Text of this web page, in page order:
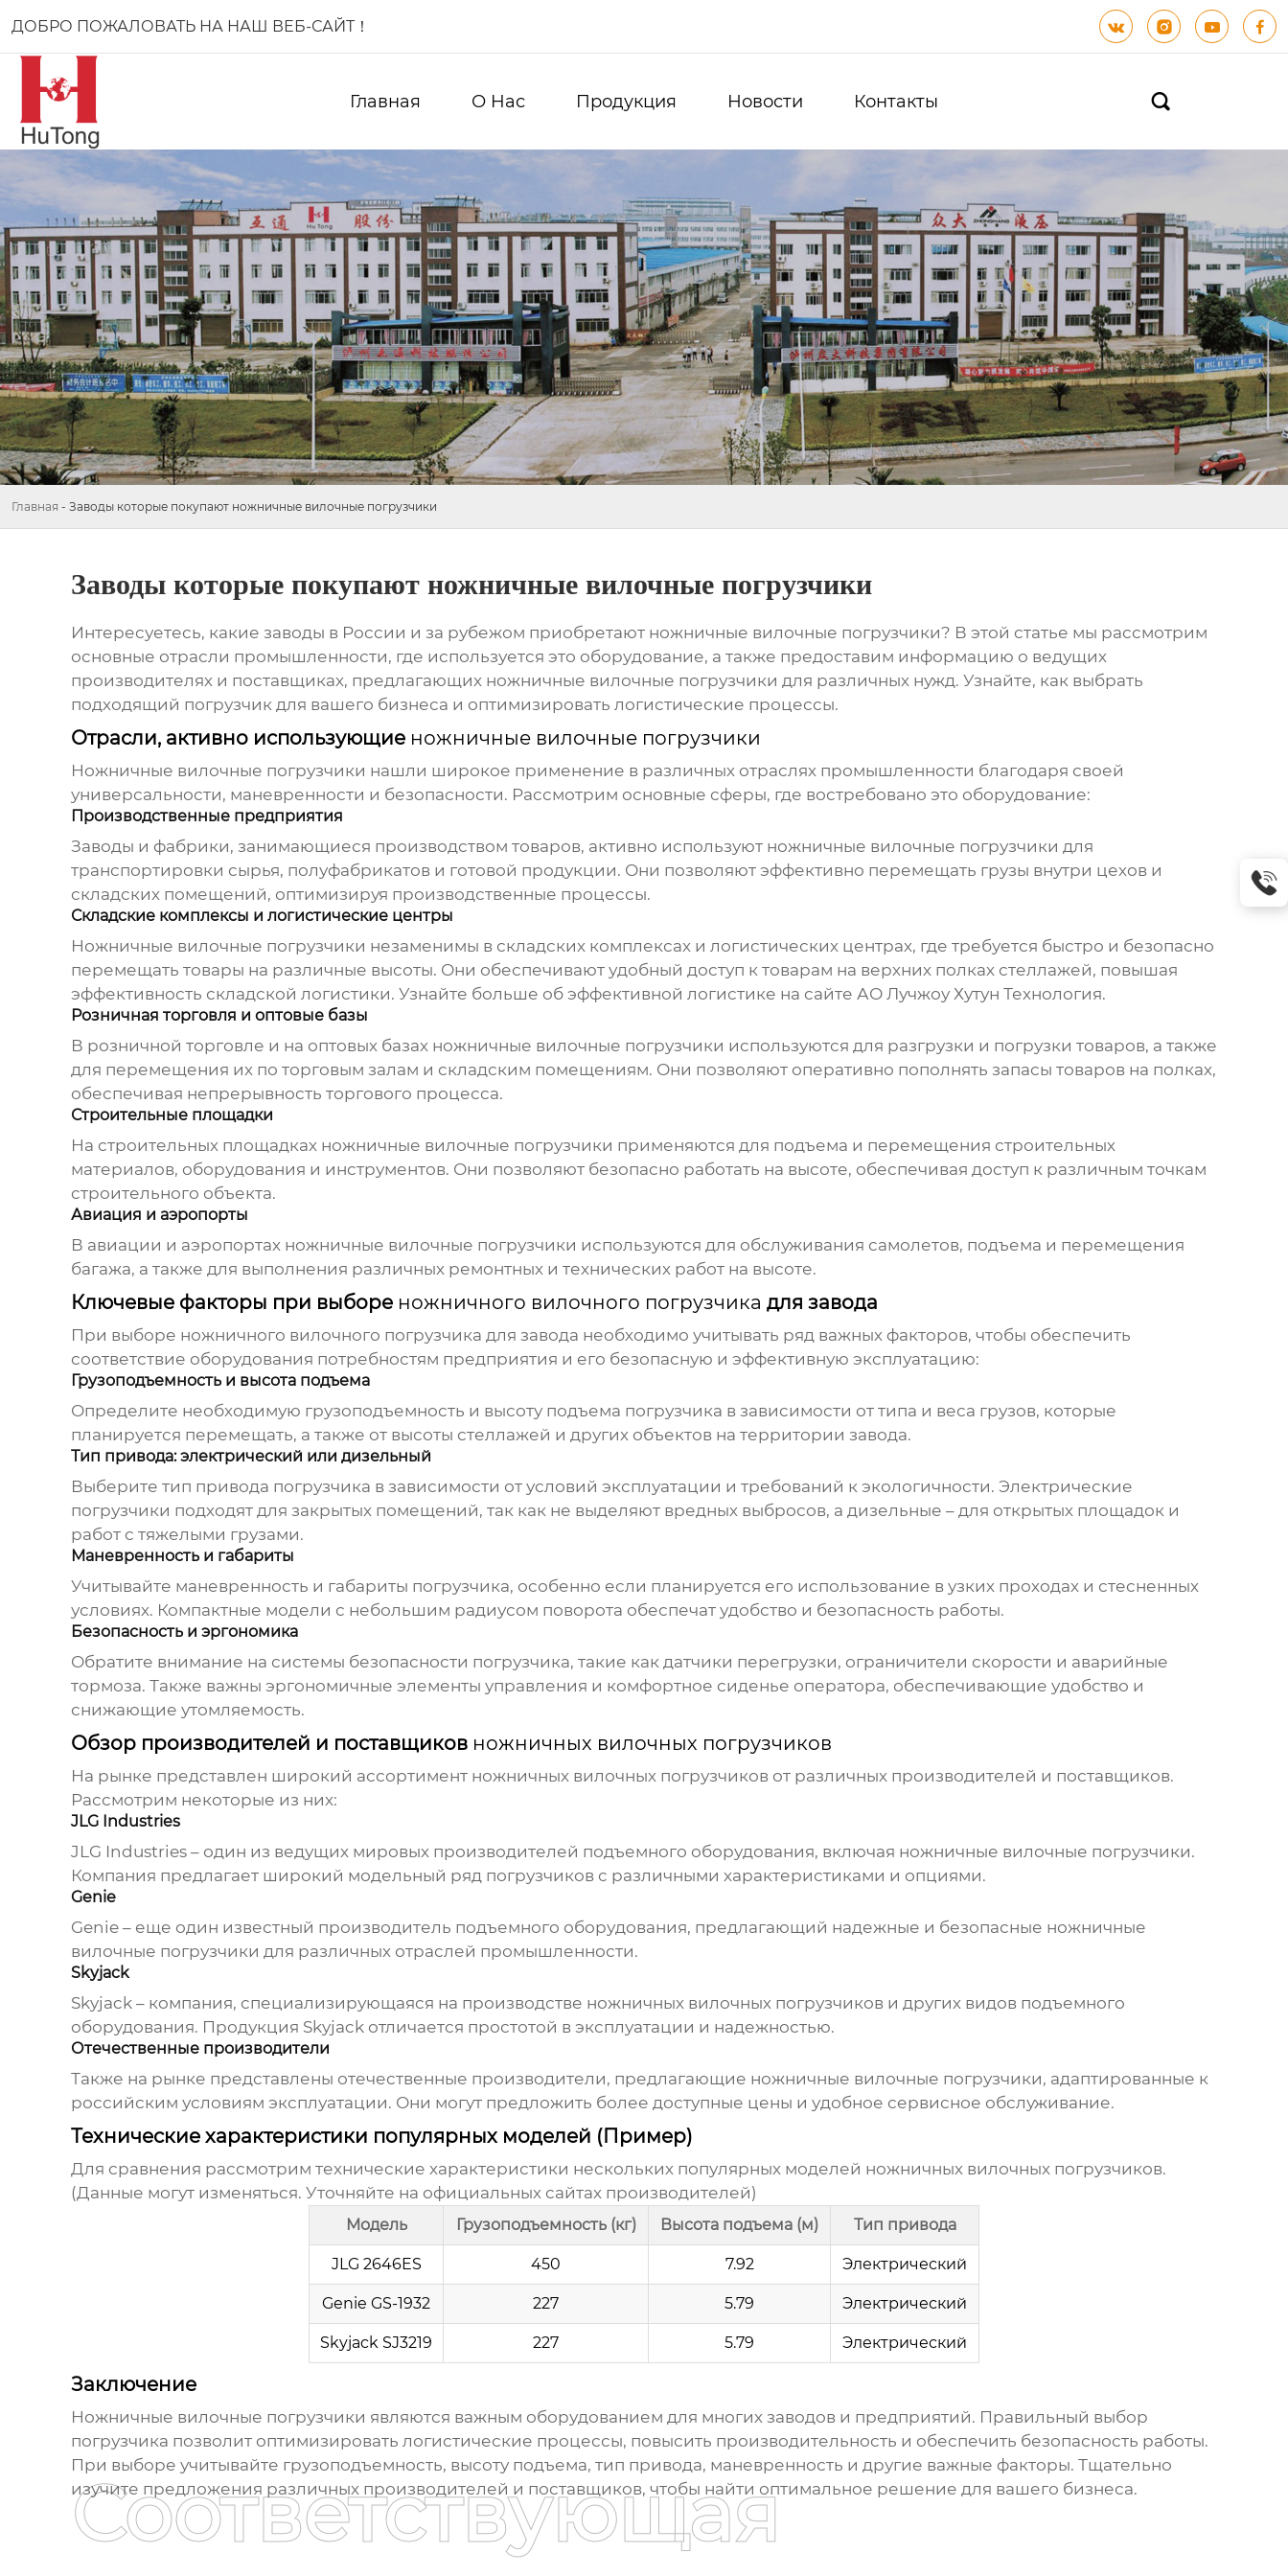
ДОБРО ПОЖАЛОВАТЬ НА НАШ ВЕБ-САЙТ！    
Главная О Hас Продукция Новости Контакты 
Главная - Заводы которые покупают ножничные вилочные погрузчики
Заводы которые покупают ножничные вилочные погрузчики
Интересуетесь, какие заводы в России и за рубежом приобретают ножничные вилочные погрузчики? В этой статье мы рассмотрим
основные отрасли промышленности, где используется это оборудование, а также предоставим информацию о ведущих
производителях и поставщиках, предлагающих ножничные вилочные погрузчики для различных нужд. Узнайте, как выбрать
подходящий погрузчик для вашего бизнеса и оптимизировать логистические процессы.
Отрасли, активно использующие ножничные вилочные погрузчики
Ножничные вилочные погрузчики нашли широкое применение в различных отраслях промышленности благодаря своей
универсальности, маневренности и безопасности. Рассмотрим основные сферы, где востребовано это оборудование:
Производственные предприятия
Заводы и фабрики, занимающиеся производством товаров, активно используют ножничные вилочные погрузчики для
транспортировки сырья, полуфабрикатов и готовой продукции. Они позволяют эффективно перемещать грузы внутри цехов и
складских помещений, оптимизируя производственные процессы.
Складские комплексы и логистические центры
Ножничные вилочные погрузчики незаменимы в складских комплексах и логистических центрах, где требуется быстро и безопасно
перемещать товары на различные высоты. Они обеспечивают удобный доступ к товарам на верхних полках стеллажей, повышая
эффективность складской логистики. Узнайте больше об эффективной логистике на сайте АО Лучжоу Хутун Технология.
Розничная торговля и оптовые базы
В розничной торговле и на оптовых базах ножничные вилочные погрузчики используются для разгрузки и погрузки товаров, а также
для перемещения их по торговым залам и складским помещениям. Они позволяют оперативно пополнять запасы товаров на полках,
обеспечивая непрерывность торгового процесса.
Строительные площадки
На строительных площадках ножничные вилочные погрузчики применяются для подъема и перемещения строительных
материалов, оборудования и инструментов. Они позволяют безопасно работать на высоте, обеспечивая доступ к различным точкам
строительного объекта.
Авиация и аэропорты
В авиации и аэропортах ножничные вилочные погрузчики используются для обслуживания самолетов, подъема и перемещения
багажа, а также для выполнения различных ремонтных и технических работ на высоте.
Ключевые факторы при выборе ножничного вилочного погрузчика для завода
При выборе ножничного вилочного погрузчика для завода необходимо учитывать ряд важных факторов, чтобы обеспечить
соответствие оборудования потребностям предприятия и его безопасную и эффективную эксплуатацию:
Грузоподъемность и высота подъема
Определите необходимую грузоподъемность и высоту подъема погрузчика в зависимости от типа и веса грузов, которые
планируется перемещать, а также от высоты стеллажей и других объектов на территории завода.
Тип привода: электрический или дизельный
Выберите тип привода погрузчика в зависимости от условий эксплуатации и требований к экологичности. Электрические
погрузчики подходят для закрытых помещений, так как не выделяют вредных выбросов, а дизельные – для открытых площадок и
работ с тяжелыми грузами.
Маневренность и габариты
Учитывайте маневренность и габариты погрузчика, особенно если планируется его использование в узких проходах и стесненных
условиях. Компактные модели с небольшим радиусом поворота обеспечат удобство и безопасность работы.
Безопасность и эргономика
Обратите внимание на системы безопасности погрузчика, такие как датчики перегрузки, ограничители скорости и аварийные
тормоза. Также важны эргономичные элементы управления и комфортное сиденье оператора, обеспечивающие удобство и
снижающие утомляемость.
Обзор производителей и поставщиков ножничных вилочных погрузчиков
На рынке представлен широкий ассортимент ножничных вилочных погрузчиковот различных производителей и поставщиков.
Рассмотрим некоторые из них:
JLG Industries
JLG Industries – один из ведущих мировых производителей подъемного оборудования, включая ножничные вилочные погрузчики.
Компания предлагает широкий модельный ряд погрузчиков с различными характеристиками и опциями.
Genie
Genie – еще один известный производитель подъемного оборудования, предлагающий надежные и безопасные ножничные
вилочные погрузчики для различных отраслей промышленности.
Skyjack
Skyjack – компания, специализирующаяся на производстве ножничных вилочных погрузчикови других видов подъемного
оборудования. Продукция Skyjack отличается простотой в эксплуатации и надежностью.
Отечественные производители
Также на рынке представлены отечественные производители, предлагающие ножничные вилочные погрузчики, адаптированные к
российским условиям эксплуатации. Они могут предложить более доступные цены и удобное сервисное обслуживание.
Технические характеристики популярных моделей (Пример)
Для сравнения рассмотрим технические характеристики нескольких популярных моделей ножничных вилочных погрузчиков.
(Данные могут изменяться. Уточняйте на официальных сайтах производителей)
Модель Грузоподъемность (кг) Высота подъема (м) Тип привода
JLG 2646ES 450 7.92 Электрический
Genie GS-1932 227 5.79 Электрический
Skyjack SJ3219 227 5.79 Электрический
Заключение
Ножничные вилочные погрузчики являются важным оборудованием для многих заводов и предприятий. Правильный выбор
погрузчика позволит оптимизировать логистические процессы, повысить производительность и обеспечить безопасность работы.
При выборе учитывайте грузоподъемность, высоту подъема, тип привода, маневренность и другие важные факторы. Тщательно
изучите предложения различных производителей и поставщиков, чтобы найти оптимальное решение для вашего бизнеса.
Соответствующая